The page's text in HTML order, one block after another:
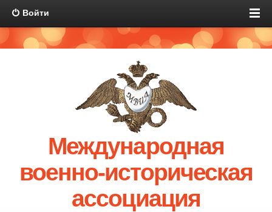
Войти
Международная
военно-историческая
ассоциация